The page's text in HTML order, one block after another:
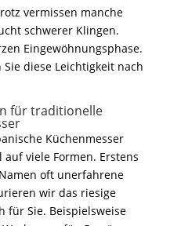
vermissen manche
schwerer Klingen.
Eingewöhnungsphase.
diese Leichtigkeit nach
für traditionelle
Küchenmesser
viele Formen. Erstens
oft unerfahrene
wir das riesige
für Sie. Beispielsweise